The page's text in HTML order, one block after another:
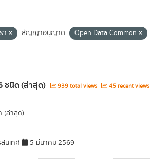
า สัญญาอนุญาต: Open Data Common
ชนิด (ล่าสุด) 939 total views 45 recent views
(ล่าสุด)
นเทศ 5 มีนาคม 2569